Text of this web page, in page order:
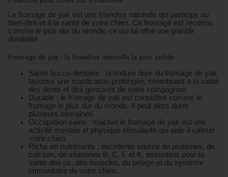
Le fromage de yak est une friandise naturelle qui participe au
bien-être et à la santé de votre chien. Ce fromage est reconnu
comme le plus dur du monde, ce qui lui offre une grande
durabilité.
Fromage de yak : la friandise naturelle la plus solide
Santé bucco-dentaire : la texture dure du fromage de yak
favorise une mastication prolongée, contribuant à la santé
des dents et des gencives de votre compagnon.
Durable : le fromage de yak est considéré comme le
fromage le plus dur du monde. Il peut alors durer
plusieurs semaines.
Occupation saine : mâcher le fromage de yak est une
activité mentale et physique stimulante qui aide à calmer
votre chien.
Riche en nutriments : excellente source de protéines, de
calcium, de vitamines B, C, E et K, essentiels pour la
santé des os, des muscles, du pelage et du système
immunitaire de votre chien.